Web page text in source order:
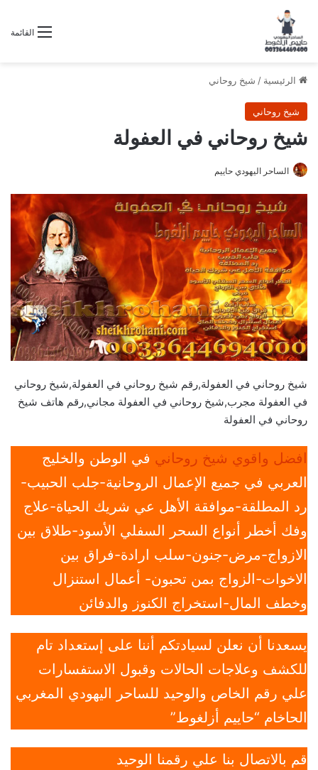
القائمة
الرئيسية / شيخ روحاني
شيخ روحاني
شيخ روحاني في العفولة
الساحر اليهودي حاييم
شيخ روحاني في العفولة,رقم شيخ روحاني في العفولة,شيخ روحاني
في العفولة مجرب,شيخ روحاني في العفولة مجاني,رقم هاتف شيخ
روحاني في العفولة
افضل واقوي شيخ روحاني في الوطن والخليج
العربي في جميع الإعمال الروحانية-جلب الحبيب-
رد المطلقة-موافقة الأهل عي شريك الحياة-علاج
وفك أخطر أنواع السحر السفلي الأسود-طلاق بين
الازواج-مرض-جنون-سلب ارادة-فراق بين
الاخوات-الزواج بمن تحبون- أعمال استنزال
وخطف المال-استخراج الكنوز والدفائن
يسعدنا أن نعلن لسيادتكم أننا على إستعداد تام
للكشف وعلاجات الحالات وقبول الاستفسارات
علي رقم الخاص والوحيد للساحر اليهودي المغربي
الحاخام “حاييم أزلغوط”
قم بالاتصال بنا علي رقمنا الوحيد